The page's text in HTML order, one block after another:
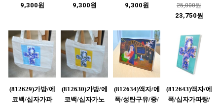
9,300원 9,300원 9,300원 25,000원
23,750원
(812629)가방/에
코백/십자가파
(812630)가방/에
코백/십자가노
(812634)액자/에
폭/성탄구유/중/
(812643)액자/에
폭/십자가파랑/